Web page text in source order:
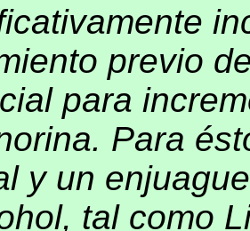
previo
para
Para
y un
tal como